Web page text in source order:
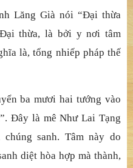
Lăng Già nói “Đại thừa
thừa, là bởi y nơi tâm
là, tổng nhiếp pháp thế
ba mươi hai tướng vào
Đây là mê Như Lai Tạng
sanh. Tâm này do
diệt hòa hợp mà thành,